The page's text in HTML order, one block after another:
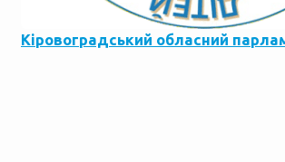
Кіровоградський обласний